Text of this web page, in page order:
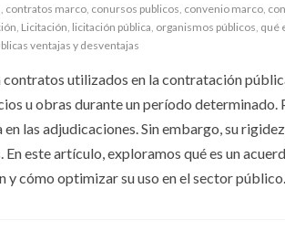
contratos marco conursos publicos convenio marco
Licitación licitación pública organismos públicos qué
ventajas y desventajas
contratos utilizados en la contratación
u obras durante un período
las adjudicaciones. Sin embargo, su
este artículo, exploramos qué es un
y cómo optimizar su uso en el sector